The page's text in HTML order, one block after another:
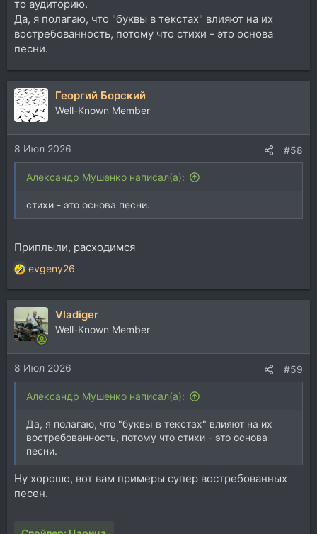
то аудиторию.
Да, я полагаю, что "буквы в текстах" влияют на их
востребованность, потому что стихи - это основа
песни.
Георгий Борский
Well-Known Member
8 Июл 2026 #58
Александр Мушенко написал(а):
стихи - это основа песни.
Приплыли, расходимся
Р
е
а
ц
и
и
:
evgeny26
Vladiger
Well-Known Member
8 Июл 2026 #59
Александр Мушенко написал(а):
Да, я полагаю, что "буквы в текстах" влияют на их
востребованность, потому что стихи - это основа
песни.
Ну хорошо, вот вам примеры супер востребованных
песен.